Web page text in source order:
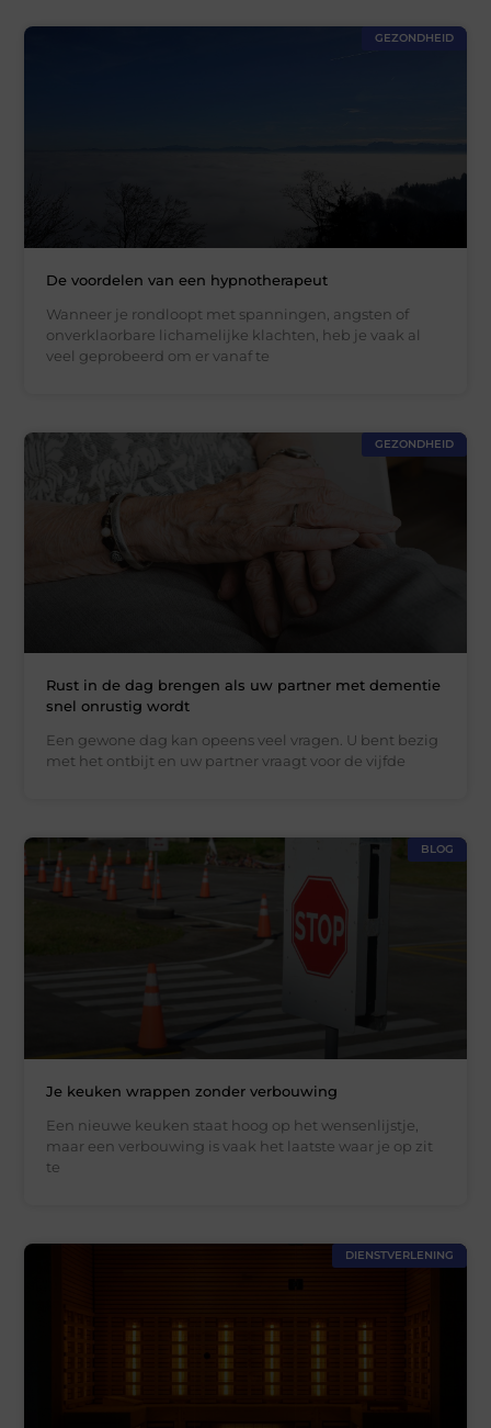
GEZONDHEID
De voordelen van een hypnotherapeut
Wanneer je rondloopt met spanningen, angsten of
onverklaorbare lichamelijke klachten, heb je vaak al
veel geprobeerd om er vanaf te
GEZONDHEID
Rust in de dag brengen als uw partner met dementie
snel onrustig wordt
Een gewone dag kan opeens veel vragen. U bent bezig
met het ontbijt en uw partner vraagt voor de vijfde
BLOG
Je keuken wrappen zonder verbouwing
Een nieuwe keuken staat hoog op het wensenlijstje,
maar een verbouwing is vaak het laatste waar je op zit
te
DIENSTVERLENING